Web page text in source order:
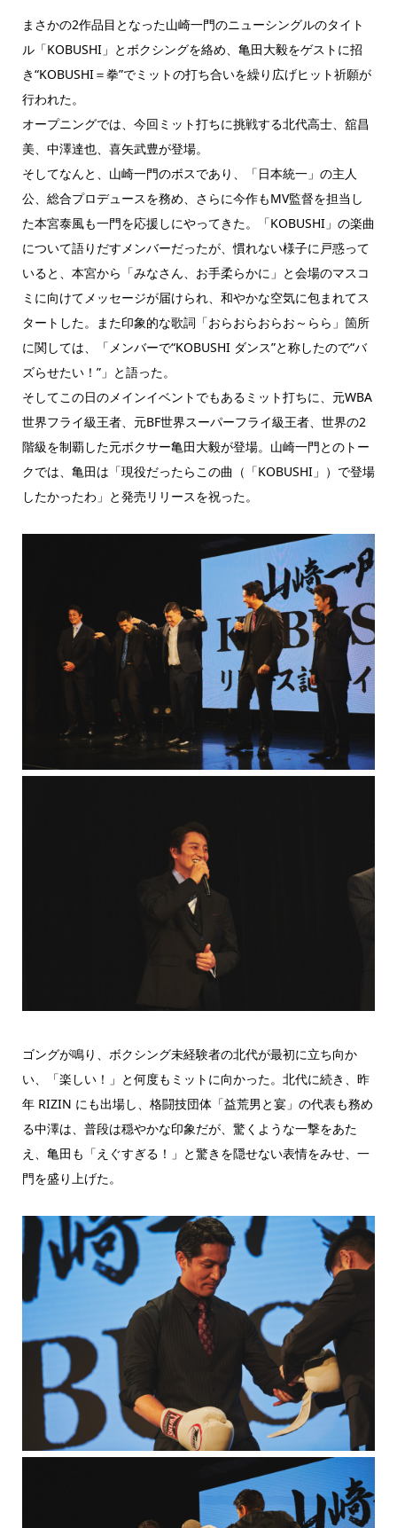
まさかの2作品目となった山崎一門のニューシングルのタイト
ル「KOBUSHI」とボクシングを絡め、亀田大毅をゲストに招
き“KOBUSHI＝拳”でミットの打ち合いを繰り広げヒット祈願が
行われた。
オープニングでは、今回ミット打ちに挑戦する北代高士、舘昌
美、中澤達也、喜矢武豊が登場。
そしてなんと、山崎一門のボスであり、「日本統一」の主人
公、総合プロデュースを務め、さらに今作もMV監督を担当し
た本宮泰風も一門を応援しにやってきた。「KOBUSHI」の楽曲
について語りだすメンバーだったが、慣れない様子に戸惑って
いると、本宮から「みなさん、お手柔らかに」と会場のマスコ
ミに向けてメッセージが届けられ、和やかな空気に包まれてス
タートした。また印象的な歌詞「おらおらおらお～らら」箇所
に関しては、「メンバーで“KOBUSHI ダンス”と称したので“バ
ズらせたい！”」と語った。
そしてこの日のメインイベントでもあるミット打ちに、元WBA
世界フライ級王者、元BF世界スーパーフライ級王者、世界の2
階級を制覇した元ボクサー亀田大毅が登場。山崎一門とのトー
クでは、亀田は「現役だったらこの曲（「KOBUSHI」）で登場
したかったわ」と発売リリースを祝った。
ゴングが鳴り、ボクシング未経験者の北代が最初に立ち向か
い、「楽しい！」と何度もミットに向かった。北代に続き、昨
年 RIZIN にも出場し、格闘技団体「益荒男と宴」の代表も務め
る中澤は、普段は穏やかな印象だが、驚くような一撃をあた
え、亀田も「えぐすぎる！」と驚きを隠せない表情をみせ、一
門を盛り上げた。